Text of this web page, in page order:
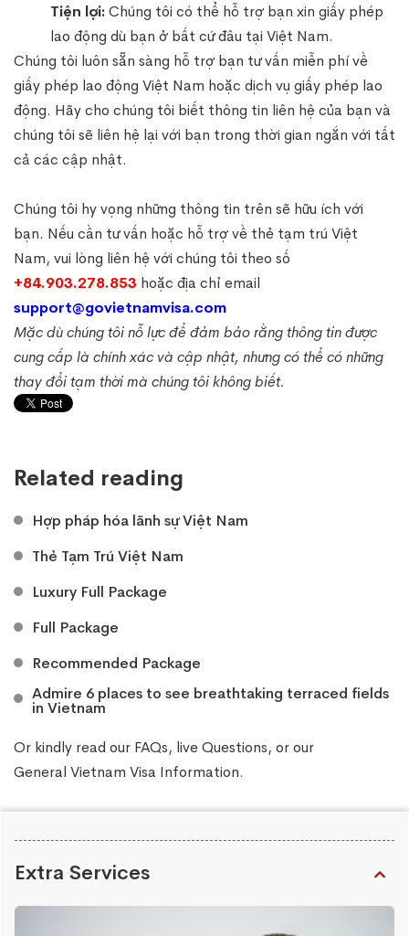
Tiện lợi:Chúng tôi có thể hỗ trợ bạn xin giấy phép
lao động dù bạn ở bất cứ đâu tại Việt Nam.
Chúng tôi luôn sẵn sàng hỗ trợ bạn tư vấn miễn phí về
giấy phép lao động Việt Nam hoặc dịch vụ giấy phép lao
động. Hãy cho chúng tôi biết thông tin liên hệ của bạn và
chúng tôi sẽ liên hệ lại với bạn trong thời gian ngắn với tất
cả các cập nhật.
Chúng tôi hy vọng những thông tin trên sẽ hữu ích với
bạn. Nếu cần tư vấn hoặc hỗ trợ về thẻ tạm trú Việt
Nam, vui lòng liên hệ với chúng tôi theo số
+84.903.278.853 hoặc địa chỉ email
support@govietnamvisa.com
Mặc dù chúng tôi nỗ lực để đảm bảo rằng thông tin được
cung cấp là chính xác và cập nhật, nhưng có thể có những
thay đổi tạm thời mà chúng tôi không biết.
Related reading
Hợp pháp hóa lãnh sự Việt Nam
Thẻ Tạm Trú Việt Nam
Luxury Full Package
Full Package
Recommended Package
Admire 6 places to see breathtaking terraced fields
in Vietnam
Or kindly read our FAQs, liveQuestions, or our
General Vietnam Visa Information.
Extra Services